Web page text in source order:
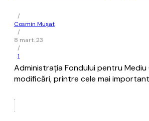
/
Cosmin Mușat
/
8 mart. 23
/
1
Administraţia Fondului pentru
modificări, printre cele mai